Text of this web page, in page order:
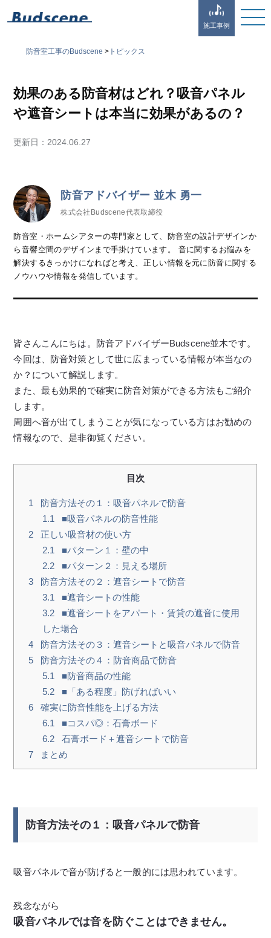
施工事例
防音室工事のBudscene >トピックス
効果のある防音材はどれ？吸音パネル
や遮音シートは本当に効果があるの？
更新日： 2024.06.27
防音アドバイザー 並木 勇一
株式会社Budscene代表取締役
防音室・ホームシアターの専門家として、防音室の設計デザインか
ら音響空間のデザインまで手掛けています。 音に関するお悩みを
解決するきっかけになればと考え、正しい情報を元に防音に関する
ノウハウや情報を発信しています。
皆さんこんにちは。防音アドバイザーBudscene並木です。
今回は、防音対策として世に広まっている情報が本当なの
か？について解説します。
また、最も効果的で確実に防音対策ができる方法もご紹介
します。
周囲へ音が出てしまうことが気になっている方はお勧めの
情報なので、是非御覧ください。
目次
1
防音方法その１：吸音パネルで防音
1.1
■吸音パネルの防音性能
2
正しい吸音材の使い方
2.1
■パターン１：壁の中
2.2
■パターン２：見える場所
3
防音方法その２：遮音シートで防音
3.1
■遮音シートの性能
3.2
■遮音シートをアパート・賃貸の遮音に使用
した場合
4
防音方法その３：遮音シートと吸音パネルで防音
5
防音方法その４：防音商品で防音
5.1
■防音商品の性能
5.2
■「ある程度」防げればいい
6
確実に防音性能を上げる方法
6.1
■コスパ◎：石膏ボード
6.2
石膏ボード＋遮音シートで防音
7
まとめ
防音方法その１：吸音パネルで防音
吸音パネルで音が防げると一般的には思われています。
残念ながら
吸音パネルでは音を防ぐことはできません。